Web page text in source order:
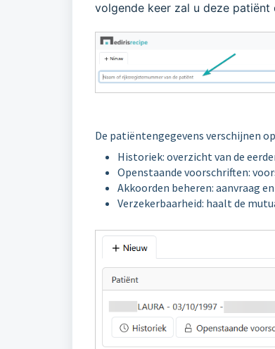
volgende keer zal u deze
De patiëntengegevens verschijnen
Historiek: overzicht van de
Openstaande voorschriften:
Akkoorden beheren: aanvraag
Verzekerbaarheid: haalt de